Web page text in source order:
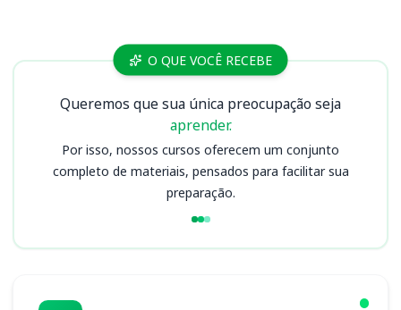
Cursos O QUE VOCÊ RECEBE
Queremos que sua única preocupação seja
aprender.
Por isso, nossos cursos oferecem um conjunto
completo de materiais, pensados para facilitar sua
preparação.